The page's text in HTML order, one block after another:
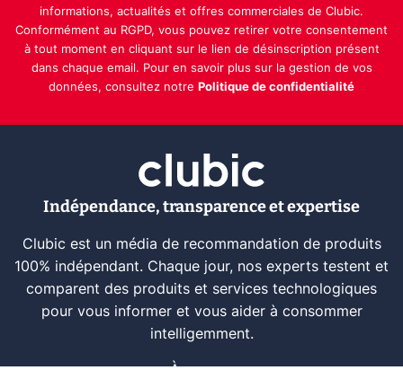
informations, actualités et offres commerciales de Clubic.
Conformément au RGPD, vous pouvez retirer votre consentement
à tout moment en cliquant sur le lien de désinscription présent
dans chaque email. Pour en savoir plus sur la gestion de vos
données, consultez notre Politique de confidentialité
Indépendance, transparence et expertise
Clubic est un média de recommandation de produits
100% indépendant. Chaque jour, nos experts testent et
comparent des produits et services technologiques
pour vous informer et vous aider à consommer
intelligemment.
À propos